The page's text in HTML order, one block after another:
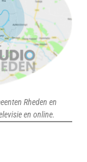
Rheden en
en online.